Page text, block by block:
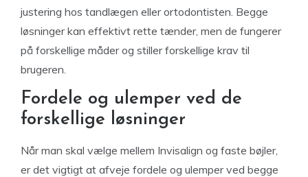
justering hos tandlægen eller ortodontisten. Begge
løsninger kan effektivt rette tænder, men de fungerer
på forskellige måder og stiller forskellige krav til
brugeren.
Fordele og ulemper ved de
forskellige løsninger
Når man skal vælge mellem Invisalign og faste bøjler,
er det vigtigt at afveje fordele og ulemper ved begge